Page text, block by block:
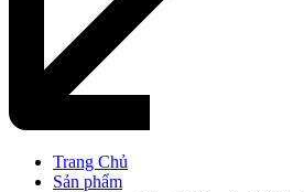
Trang Chủ
Sản phẩm